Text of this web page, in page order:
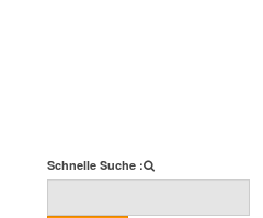
Schnelle Suche :